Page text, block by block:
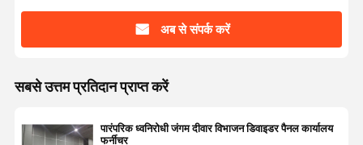
अब से संपर्क करें
सबसे उत्तम प्रतिदान प्राप्त करें
पारंपरिक ध्वनिरोधी जंगम दीवार विभाजन डिवाइडर पैनल कार्यालय
फर्नीचर